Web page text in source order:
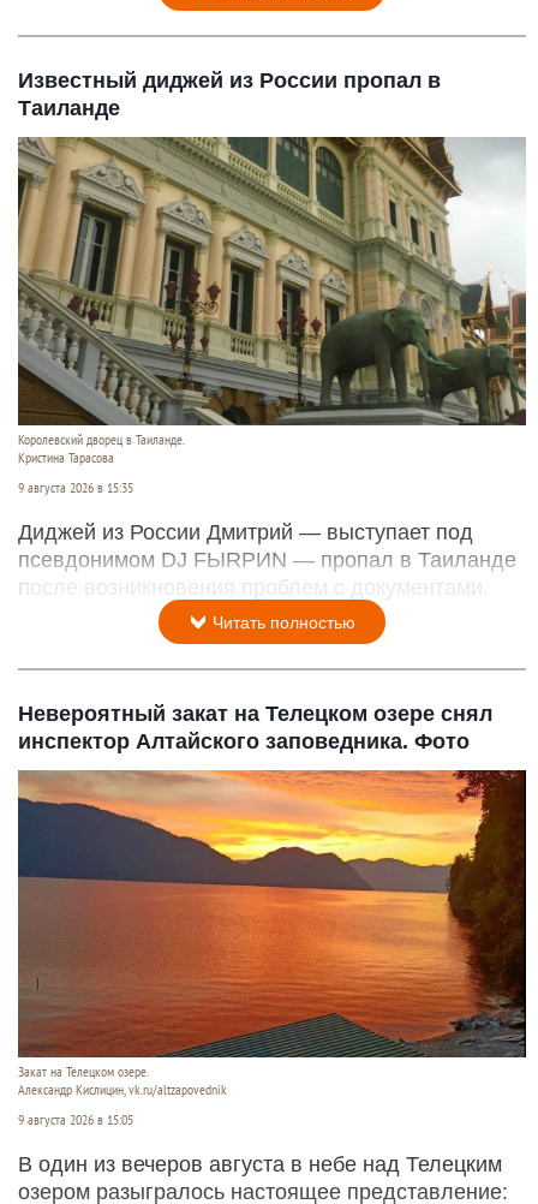
Известный диджей из России пропал в
Таиланде
Королевский дворец в Таиланде.
Кристина Тарасова
9 августа 2026 в 15:35
Диджей из России Дмитрий — выступает под
псевдонимом DJ FЫRРИN — пропал в Таиланде
после возникновения проблем с документами.
Читать полностью
Невероятный закат на Телецком озере снял
инспектор Алтайского заповедника. Фото
Закат на Телецком озере.
Александр Кислицин, vk.ru/altzapovednik
9 августа 2026 в 15:05
В один из вечеров августа в небе над Телецким
озером разыгралось настоящее представление: